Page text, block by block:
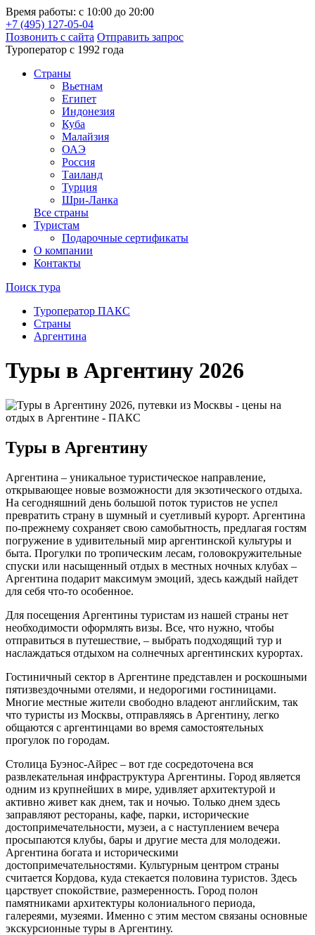
Время работы: с 10:00 до 20:00
+7 (495) 127-05-04
Позвонить с сайта Отправить запрос
Туроператор с 1992 года
Cтраны
Вьетнам
Египет
Индонезия
Куба
Малайзия
ОАЭ
Россия
Таиланд
Турция
Шри-Ланка
Все страны
Туристам
Подарочные сертификаты
О компании
Контакты
Поиск тура
Туроператор ПАКС
Cтраны
Аргентина
Туры в Аргентину 2026
Туры в Аргентину
Аргентина – уникальное туристическое направление,
открывающее новые возможности для экзотического отдыха.
На сегодняшний день большой поток туристов не успел
превратить страну в шумный и суетливый курорт. Аргентина
по-прежнему сохраняет свою самобытность, предлагая гостям
погружение в удивительный мир аргентинской культуры и
быта. Прогулки по тропическим лесам, головокружительные
спуски или насыщенный отдых в местных ночных клубах –
Аргентина подарит максимум эмоций, здесь каждый найдет
для себя что-то особенное.
Для посещения Аргентины туристам из нашей страны нет
необходимости оформлять визы. Все, что нужно, чтобы
отправиться в путешествие, – выбрать подходящий тур и
наслаждаться отдыхом на солнечных аргентинских курортах.
Гостиничный сектор в Аргентине представлен и роскошными
пятизвездочными отелями, и недорогими гостиницами.
Многие местные жители свободно владеют английским, так
что туристы из Москвы, отправляясь в Аргентину, легко
общаются с аргентинцами во время самостоятельных
прогулок по городам.
Столица Буэнос-Айрес – вот где сосредоточена вся
развлекательная инфраструктура Аргентины. Город является
одним из крупнейших в мире, удивляет архитектурой и
активно живет как днем, так и ночью. Только днем здесь
заправляют рестораны, кафе, парки, исторические
достопримечательности, музеи, а с наступлением вечера
просыпаются клубы, бары и другие места для молодежи.
Аргентина богата и историческими
достопримечательностями. Культурным центром страны
считается Кордова, куда стекается половина туристов. Здесь
царствует спокойствие, размеренность. Город полон
памятниками архитектуры колониального периода,
галереями, музеями. Именно с этим местом связаны основные
экскурсионные туры в Аргентину.